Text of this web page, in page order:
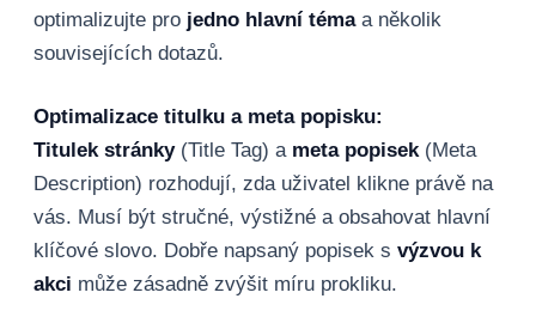
optimalizujte pro jedno hlavní témaa několik
souvisejících dotazů.
Optimalizace titulku a meta popisku:
Titulek stránky(Title Tag) a meta popisek(Meta
Description) rozhodují, zda uživatel klikne právě na
vás. Musí být stručné, výstižné a obsahovat hlavní
klíčové slovo. Dobře napsaný popisek s výzvou k
akci může zásadně zvýšit míru prokliku.